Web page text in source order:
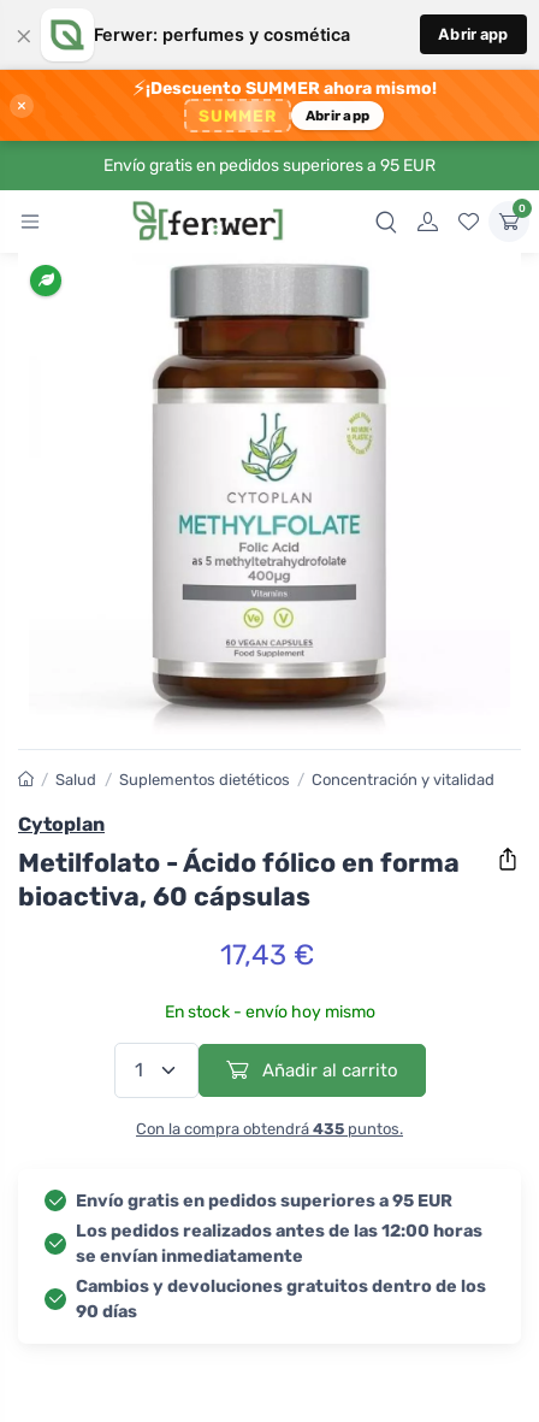
× Ferwer: perfumes y cosmética Abrir app
×
⚡¡Descuento SUMMER ahora mismo!
SUMMER Abrir app
Envío gratis en pedidos superiores a 95 EUR
0
/ Salud / Suplementos dietéticos / Concentración y vitalidad
Cytoplan
Metilfolato - Ácido fólico en forma
bioactiva, 60 cápsulas
17,43 €
En stock - envío hoy mismo
Añadir al carrito
Con la compra obtendrá 435 puntos.
Envío gratis en pedidos superiores a 95 EUR
Los pedidos realizados antes de las 12:00 horas
se envían inmediatamente
Cambios y devoluciones gratuitos dentro de los
90 días